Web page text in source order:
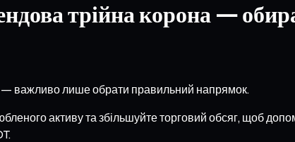
трійна корона —
— важливо лише обрати правильний напрямок.
активу та збільшуйте торговий обсяг, щоб